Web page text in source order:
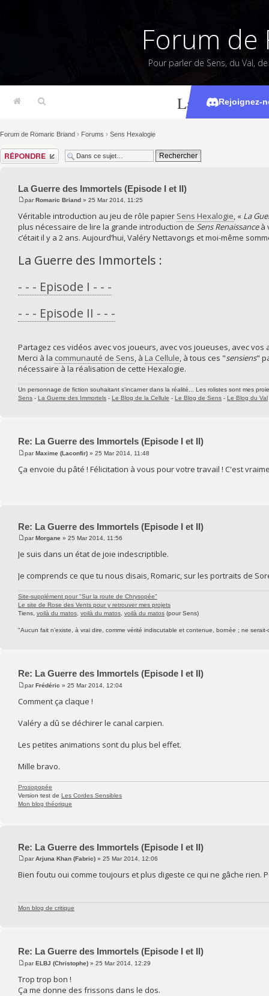
Forum de
Pour parler de Sens, du Val,
Rejoignez-
La Guerre
Forum de Romaric Briand › Forums › Sens Hexalogie
Répondre
La Guerre des Immortels (Episode I et II)
parRomaric Briand » 25 Mar 2014, 11:25
Véritable introduction au jeu de rôle papier Sens Hexalogie, « La
plus nécessaire de lire la grande introduction de Sens Renaissanceà
c’était il y a 2 ans. Aujourd’hui, Valéry Nettavongs et moi-même
La Guerre des Immortels :
- - - Episode I - - -
- - - Episode II - - -
Partagez ces vidéos avec vos joueurs, avec vos joueuses, avec
Merci à la communauté de Sens, à La Cellule, à tous ces "sensiens"
nécessaire à la réalisation de cette Hexalogie.
Un personnage de fiction souhaitant s'incarner dans la réalité... Les rolistes sont mes
Sens - La Guerre des Immortels - Le Blog de la Cellule - Le Blog de Sens - Le Blog du Val
Re: La Guerre des Immortels (Episode I et II)
parMaxime (Laconfir) » 25 Mar 2014, 11:48
Ça envoie du pâté ! Félicitation à vous pour votre travail ! C'est
Re: La Guerre des Immortels (Episode I et II)
parMorgane » 25 Mar 2014, 11:56
Je suis dans un état de joie indescriptible.
Je comprends ce que tu nous disais, Romaric, sur les portraits de
Site-supplément pour "Sur la route de Chrysopée"
Le site de Rose des Vents pour y retrouver mes projets
Tiens, voilà du matos voilà du matos voilà du matos (pour Sens)
"Aucun fait n’existe, à vrai dire, comme vérité indiscutable et contenue, bornée ; ne
Re: La Guerre des Immortels (Episode I et II)
parFrédéric » 25 Mar 2014, 12:04
Comment ça claque !
Valéry a dû se déchirer le canal carpien.
Les petites animations sont du plus bel effet.
Mille bravo.
Prosopopée
Version test de Les Cordes Sensibles
Mon blog théorique
Re: La Guerre des Immortels (Episode I et II)
parArjuna Khan (Fabric) » 25 Mar 2014, 12:06
Bien foutu oui comme toujours et plus digeste ce qui ne gâche
Mon blog de critique
Re: La Guerre des Immortels (Episode I et II)
parELBJ (Christophe) » 25 Mar 2014, 12:29
Trop trop bon !
Ça me donne des frissons dans le dos.